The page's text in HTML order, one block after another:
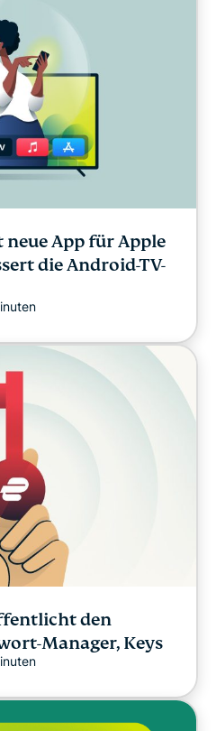
neue App für Apple
die Android-TV-
den
Manager, Keys